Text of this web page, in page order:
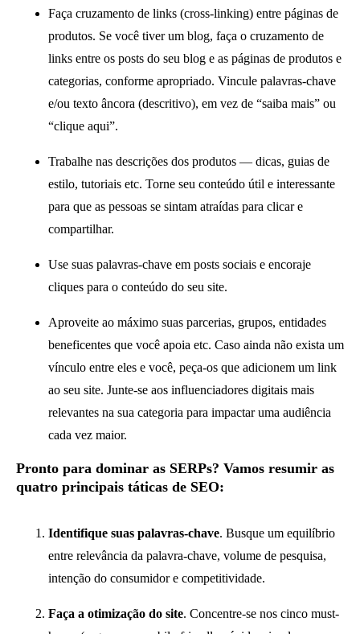
Faça cruzamento de links (cross-linking) entre páginas de
produtos. Se você tiver um blog, faça o cruzamento de
links entre os posts do seu blog e as páginas de produtos e
categorias, conforme apropriado. Vincule palavras-chave
e/ou texto âncora (descritivo), em vez de “saiba mais” ou
“clique aqui”.
Trabalhe nas descrições dos produtos — dicas, guias de
estilo, tutoriais etc. Torne seu conteúdo útil e interessante
para que as pessoas se sintam atraídas para clicar e
compartilhar.
Use suas palavras-chave em posts sociais e encoraje
cliques para o conteúdo do seu site.
Aproveite ao máximo suas parcerias, grupos, entidades
beneficentes que você apoia etc. Caso ainda não exista um
vínculo entre eles e você, peça-os que adicionem um link
ao seu site. Junte-se aos influenciadores digitais mais
relevantes na sua categoria para impactar uma audiência
cada vez maior.
Pronto para dominar as SERPs? Vamos resumir as
quatro principais táticas de SEO:
Identifique suas palavras-chave. Busque um equilíbrio
entre relevância da palavra-chave, volume de pesquisa,
intenção do consumidor e competitividade.
Faça a otimização do site. Concentre-se nos cinco must-